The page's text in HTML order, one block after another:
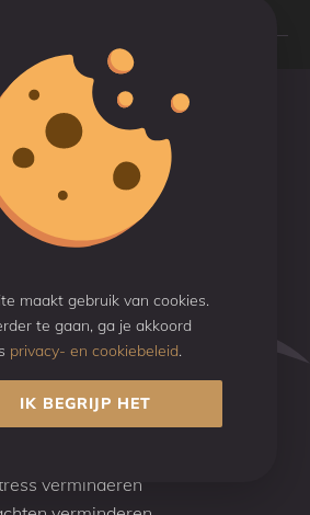
maakt gebruik van cookies.
te gaan, ga je akkoord
privacy- en cookiebeleid.
IK BEGRIJP HET
Diensten
Training
Fitheidsplan
training aan huis
Voedingsadvies
Workshops
is jouw doel?
ouder worden
verminderen